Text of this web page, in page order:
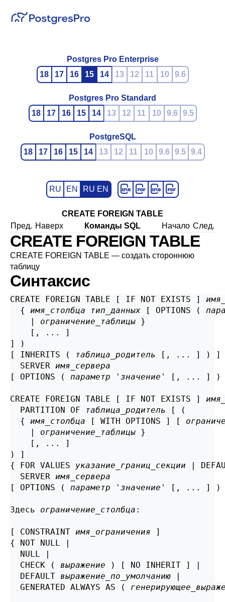
Postgres Pro Enterprise
18
17 16 15 14 13 12 11 10 9.6
Postgres Pro Standard
18
17 16 15 14 13 12 11 10 9.6 9.5
PostgreSQL
18
17 16 15 14 13 12 11 10 9.6 9.5 9.4
RU EN RU EN
CREATE FOREIGN TABLE
Пред. Наверх Команды SQL Начало След.
CREATE FOREIGN TABLE
CREATE FOREIGN TABLE — создать стороннюю
таблицу
Синтаксис
CREATE FOREIGN TABLE [ IF NOT EXISTS ]
  {
имя_столбца тип_данных [ OPTIONS (
    |
ограничение_таблицы }
    [, ... ]
] )
[ INHERITS (
таблица_родитель [, ... ] ) ]
  SERVER
имя_сервера
[ OPTIONS ( параметр ' значение ' [, ... ] )
CREATE FOREIGN TABLE [ IF NOT EXISTS ]
  PARTITION OF
таблица_родитель [ (
  {
имя_столбца [ WITH OPTIONS ] [
    |
ограничение_таблицы }
    [, ... ]
) ]
{ FOR VALUES указание_границ_секции |
  SERVER
имя_сервера
[ OPTIONS ( параметр ' значение ' [, ... ] )
Здесь ограничение_столбца :
[ CONSTRAINT имя_ограничения ]
{ NOT NULL |
  NULL |
  CHECK (
выражение ) [ NO INHERIT ] |
  DEFAULT
выражение_по_умолчанию |
  GENERATED ALWAYS AS (